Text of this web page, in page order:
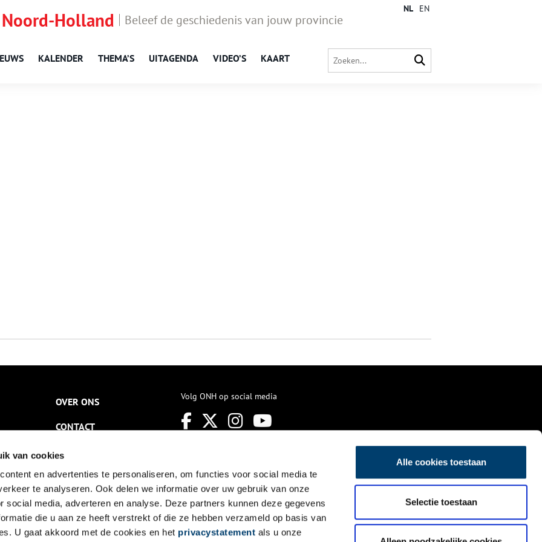
van cookies
en advertenties te personaliseren, om functies voor social media te
te analyseren. Ook delen we informatie over uw gebruik van onze
social media, adverteren en analyse. Deze partners kunnen deze gegevens
die u aan ze heeft verstrekt of die ze hebben verzameld op basis van
U gaat akkoord met de cookies en het privacystatement als u onze
Alle cookies toestaan
Selectie toestaan
Holland Beleef de geschiedenis van jouw provincie
KALENDER THEMA’S UITAGENDA VIDEO’S KAART
NL EN
OVER ONS
CONTACT
NIEUWSBRIEF
DISCLAIMER
PRIVACY
TOEGANKELIJKHEID
Volg ONH op social media